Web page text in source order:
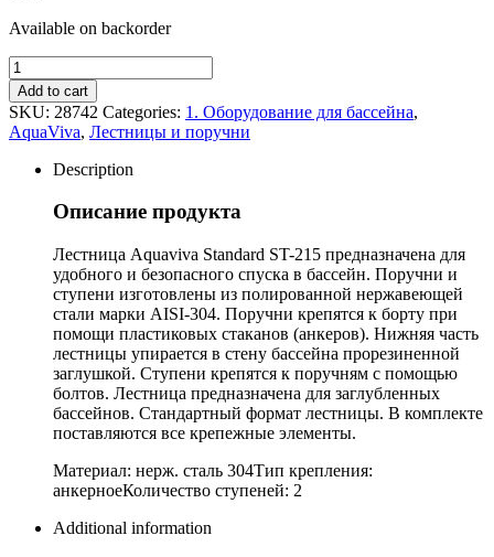
Available on backorder
Лестница
Aquaviva
Standard
ST-
215
Китай
quantity
Add to cart
SKU: 28742 Categories: 1. Оборудование для бассейна,
AquaViva, Лестницы и поручни
Description
Описание продукта
Лестница Aquaviva Standard ST-215 предназначена для
удобного и безопасного спуска в бассейн. Поручни и
ступени изготовлены из полированной нержавеющей
стали марки AISI-304. Поручни крепятся к борту при
помощи пластиковых стаканов (анкеров). Нижняя часть
лестницы упирается в стену бассейна прорезиненной
заглушкой. Ступени крепятся к поручням с помощью
болтов. Лестница предназначена для заглубленных
бассейнов. Стандартный формат лестницы. В комплекте
поставляются все крепежные элементы.
Материал: нерж. сталь 304Тип крепления:
анкерноеКоличество ступеней: 2
Additional information